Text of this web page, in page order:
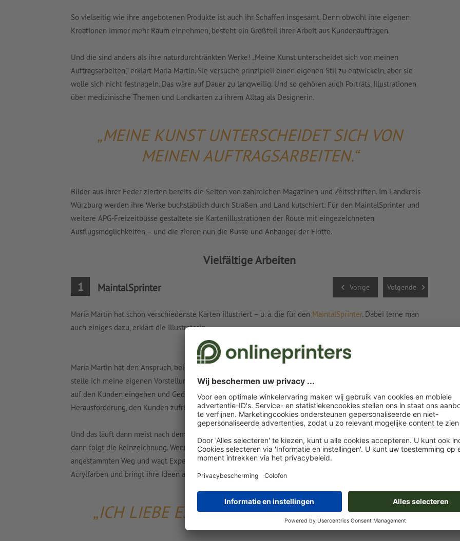
So vielseitig wie ihre angebotenen Produkte ist auch ihr Schaffen insgesamt. Denn obwohl ihre eigenen
Kreationen immer mehr Raum einnehmen, besteht ein Großteil ihrer Arbeit aus Kundenaufträgen.
Und die sind anders als ihre naturdurchtränkten Werke! „Meine Kunst unterscheidet sich von meinen
Auftragsarbeiten,“ erklärt Maria Martin. Sie versuche prinzipiell einen eigenen Stil zu entwickeln, aber sie
wolle sich nicht festnageln. Das wäre auf Dauer zu langweilig. Und so gehören auch Porträts, Illustrationen
über medizinische Themen und Landkarten zu ihrem Alltag als Designerin.
„MEINE KUNST UNTERSCHEIDET SICH VON
MEINEN AUFTRAGSARBEITEN.“
Bilder aus ihrer Feder zierten bereits die Seiten von zahlreichen Magazinen und Zeitschriften. Im Landkreis
Würzburg werden ihre Werke buchstäblich durch Straßen und Land kutschiert: Für den MaintalSprinter und
weitere APG-Freizeitbusse gestaltete sie Kartenillustrationen der Route mit eingezeichneten
Ausflugsmöglichkeiten – und die zieren nun die Busse und Anhänger der Flotte.
Vielfältige Arbeiten
Vorige Volgende
1 MaintalSprinter
Maria Martin hat schon verschiedenste Karten illustriert – u. a. die für den MaintalSprinter. Dabei lerne man
auch einiges dazu, erklärt die Illustratorin.
Für das
Maria Martin hat den Anspruch, bei Auftragsarbeiten mit dem Kunden auf einen Nenner zu kommen. „Dafür
stelle ich meine eigenen Vorstellungen auch mal hinten an“, erzählt die Grafikdesignerin. Langsam antasten,
auf den Kunden eingehen und Geduld haben – das kann schon mal anstrengend werden, aber: „Ich mag die
Herausforderung, den Kunden zufriedenzustellen.“
Und das läuft dann meist nach dem gleichen Schema ab: Recherche, Ideen sammeln, Skizzen anfertigen und
dann folgt die Reinzeichnung. Wenn es um ihre eigenen Werke geht, verlässt Maria Martin gerne ihren
angestammten Weg und wagt Experimente. Dann greift die Grafikdesignerin und Illustratorin auch mal zu
Acrylfarben und bringt ihre Ideen auf Leinwände.
„ICH LIEBE ES, MIT FARBEN ZU ‘MATSCHEN’.“